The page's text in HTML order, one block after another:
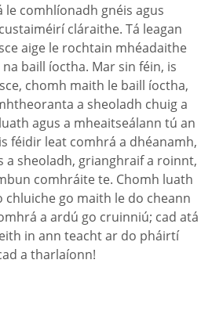
comhlíonadh gnéis agus
cláraithe. Tá leagan
aige le rochtain mhéadaithe
baill íoctha. Mar sin féin, is
chomh maith le baill íoctha,
a sheoladh chuig a
agus a mheaitseálann tú an
féidir leat comhrá a dhéanamh,
a sheoladh, grianghraif a roinnt,
comhráite te. Chomh luath
chluiche go maith le do cheann
a ardú go cruinniú; cad atá
in ann teacht ar do pháirtí
a tharlaíonn!